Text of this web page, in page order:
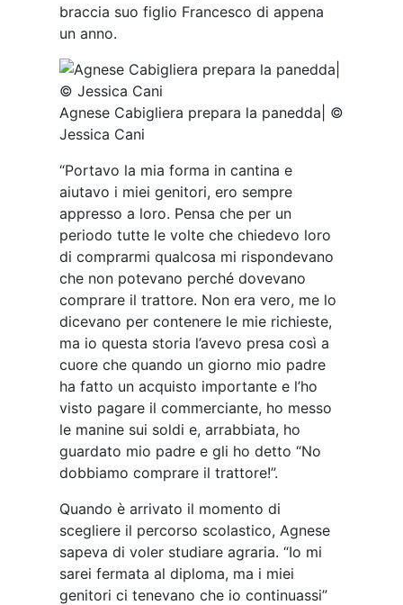
braccia suo figlio Francesco di appena
un anno.
Agnese Cabigliera prepara la panedda| ©
Jessica Cani
“Portavo la mia forma in cantina e
aiutavo i miei genitori, ero sempre
appresso a loro. Pensa che per un
periodo tutte le volte che chiedevo loro
di comprarmi qualcosa mi rispondevano
che non potevano perché dovevano
comprare il trattore. Non era vero, me lo
dicevano per contenere le mie richieste,
ma io questa storia l’avevo presa così a
cuore che quando un giorno mio padre
ha fatto un acquisto importante e l’ho
visto pagare il commerciante, ho messo
le manine sui soldi e, arrabbiata, ho
guardato mio padre e gli ho detto “No
dobbiamo comprare il trattore!”.
Quando è arrivato il momento di
scegliere il percorso scolastico, Agnese
sapeva di voler studiare agraria. “Io mi
sarei fermata al diploma, ma i miei
genitori ci tenevano che io continuassi”